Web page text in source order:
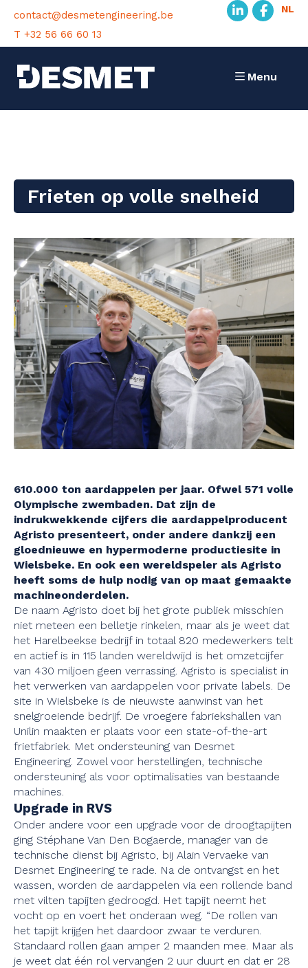
contact@desmetengineering.be
T +32 56 66 60 13
NL
Menu
Frieten op volle snelheid
610.000 ton aardappelen per jaar. Ofwel 571 volle
Olympische zwembaden. Dat zijn de
indrukwekkende cijfers die aardappelproducent
Agristo presenteert, onder andere dankzij een
gloednieuwe en hypermoderne productiesite in
Wielsbeke. En ook een wereldspeler als Agristo
heeft soms de hulp nodig van op maat gemaakte
machineonderdelen.
De naam Agristo doet bij het grote publiek misschien
niet meteen een belletje rinkelen, maar als je weet dat
het Harelbeekse bedrijf in totaal 820 medewerkers telt
en actief is in 115 landen wereldwijd is het omzetcijfer
van 430 miljoen geen verrassing. Agristo is specialist in
het verwerken van aardappelen voor private labels. De
site in Wielsbeke is de nieuwste aanwinst van het
snelgroeiende bedrijf. De vroegere fabriekshallen van
Unilin maakten er plaats voor een state-of-the-art
frietfabriek. Met ondersteuning van Desmet
Engineering. Zowel voor herstellingen, technische
ondersteuning als voor optimalisaties van bestaande
machines.
Upgrade in RVS
Onder andere voor een upgrade voor de droogtapijten
ging Stéphane Van Den Bogaerde, manager van de
technische dienst bij Agristo, bij Alain Vervaeke van
Desmet Engineering te rade. Na de ontvangst en het
wassen, worden de aardappelen via een rollende band
met vilten tapijten gedroogd. Het tapijt neemt het
vocht op en voert het onderaan weg. “De rollen van
het tapijt krijgen het daardoor zwaar te verduren.
Standaard rollen gaan amper 2 maanden mee. Maar als
je weet dat één rol vervangen 2 uur duurt en dat er 28